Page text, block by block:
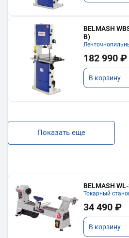
BELMASH
В)
182 990 ₽
В корзину
Показать еще
BELMASH
Токарный
34 490 ₽
В корзину